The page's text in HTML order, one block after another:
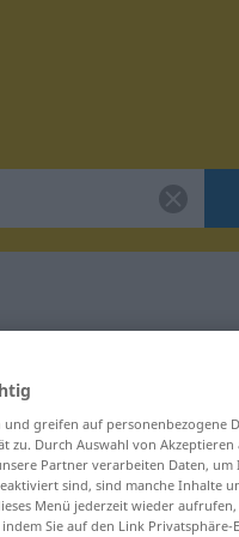
greifen auf personenbezogene
zu. Durch Auswahl von Akzeptieren
Partner verarbeiten Daten, um
sind, sind manche Inhalte
Menü jederzeit wieder
Sie auf den Link Privatsphäre-